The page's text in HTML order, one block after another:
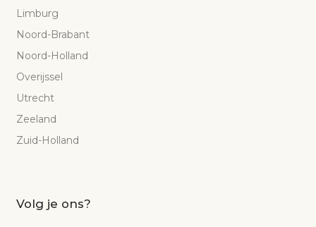
Limburg
Noord-Brabant
Noord-Holland
Overijssel
Utrecht
Zeeland
Zuid-Holland
Volg je ons?